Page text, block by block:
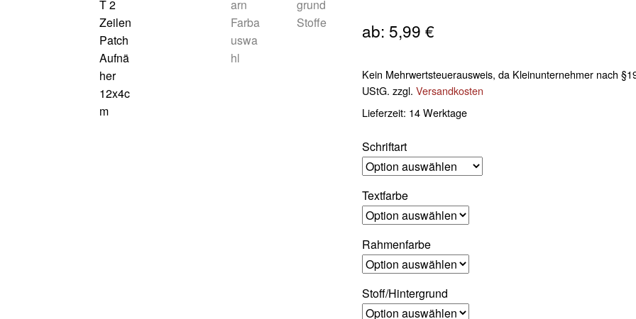
ab: 5,99€
Kein Mehrwertsteuerausweis, da Kleinunternehmer nach
UStG. zzgl.Versandkosten
Lieferzeit: 14 Werktage
Schriftart
Textfarbe
Rahmenfarbe
Stoff/Hintergrund